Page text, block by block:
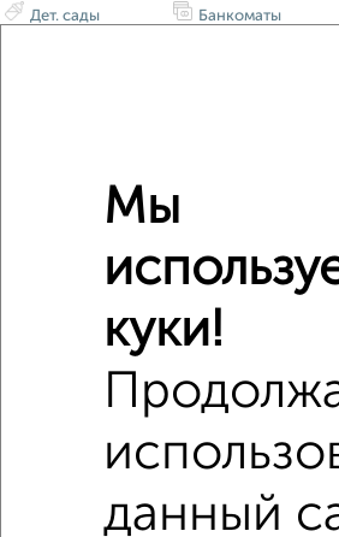
Дет. сады Банкоматы
Мы
куки!
данный